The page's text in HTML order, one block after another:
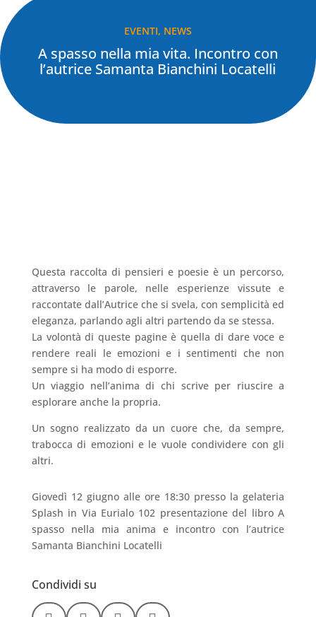
EVENTI, NEWS
A spasso nella mia vita. Incontro con
l’autrice Samanta Bianchini Locatelli
Questa raccolta di pensieri e poesie è un percorso,
attraverso le parole, nelle esperienze vissute e
raccontate dall’Autrice che si svela, con semplicità ed
eleganza, parlando agli altri partendo da se stessa.
La volontà di queste pagine è quella di dare voce e
rendere reali le emozioni e i sentimenti che non
sempre si ha modo di esporre.
Un viaggio nell’anima di chi scrive per riuscire a
esplorare anche la propria.
Un sogno realizzato da un cuore che, da sempre,
trabocca di emozioni e le vuole condividere con gli
altri.
Giovedì 12 giugno alle ore 18:30 presso la gelateria
Splash in Via Eurialo 102 presentazione del libro A
spasso nella mia anima e incontro con l’autrice
Samanta Bianchini Locatelli
Condividi su